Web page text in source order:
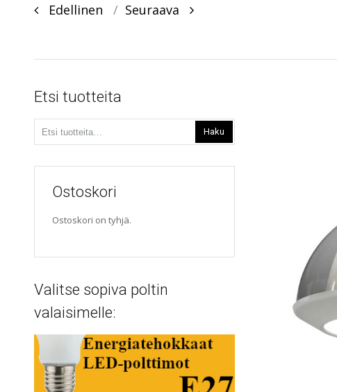
Post
Edellinen Seuraava
Etsi tuotteita
Haku
Ostoskori
Ostoskori on tyhjä.
Valitse sopiva poltin
valaisimelle: